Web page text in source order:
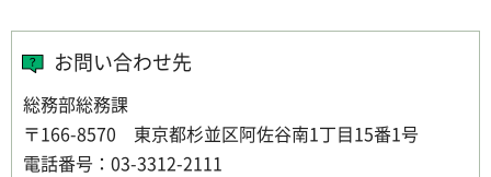
お問い合わせ先
総務部総務課
〒166-8570 東京都杉並区阿佐谷南1丁目15番1号
電話番号：03-3312-2111